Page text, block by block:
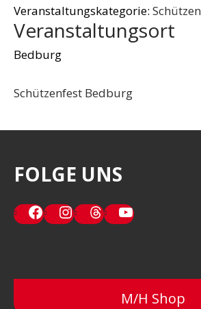
Veranstaltungskategorie: Schützen
Veranstaltungsort
Bedburg
Schützenfest Bedburg
FOLGE UNS
Facebook
Instagram
Threads
M/H Shop